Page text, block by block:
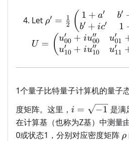
Let
\rho' = \frac{1}
{2}
\begin{pmatrix}
1 + a' & b' - ic'
ρ′ = 2
1 ( 1 + a′
b′ + ic′
b′
1
U = ( u00
′ + iu00
′′
u10
′ + iu10
′′
u01
′
u11
′
1个量子比特量子计算机的量子
度矩阵。这里， i =
\sqrt{-1}
i = −1 是满
在计算基（也称为Z基）中测量
0或状态1，分别对应密度矩阵 ρ